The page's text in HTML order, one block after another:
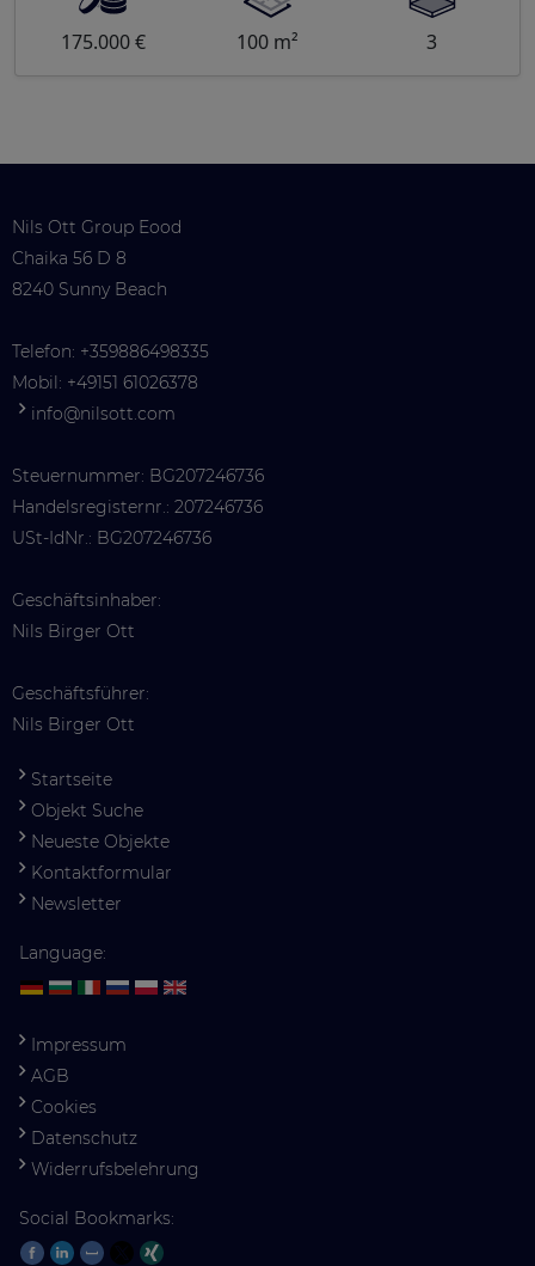
175.000 € 100 m² 3
Nils Ott Group Eood
Chaika 56 D 8
8240 Sunny Beach
Telefon: +359886498335
Mobil: +49151 61026378
info@nilsott.com
Steuernummer: BG207246736
Handelsregisternr.: 207246736
USt-IdNr.: BG207246736
Geschäftsinhaber:
Nils Birger Ott
Geschäftsführer:
Nils Birger Ott
Startseite
Objekt Suche
Neueste Objekte
Kontaktformular
Newsletter
Language:
Impressum
AGB
Cookies
Datenschutz
Widerrufsbelehrung
Social Bookmarks: